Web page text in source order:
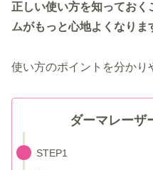
正しい使い方を知っておく
ムがもっと心地よくなりま
使い方のポイントを分かり
ダーマレーザ
STEP1